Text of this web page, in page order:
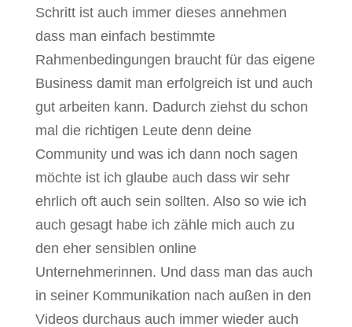
Schritt ist auch immer dieses annehmen
dass man einfach bestimmte
Rahmenbedingungen braucht für das eigene
Business damit man erfolgreich ist und auch
gut arbeiten kann. Dadurch ziehst du schon
mal die richtigen Leute denn deine
Community und was ich dann noch sagen
möchte ist ich glaube auch dass wir sehr
ehrlich oft auch sein sollten. Also so wie ich
auch gesagt habe ich zähle mich auch zu
den eher sensiblen online
Unternehmerinnen. Und dass man das auch
in seiner Kommunikation nach außen in den
Videos durchaus auch immer wieder auch